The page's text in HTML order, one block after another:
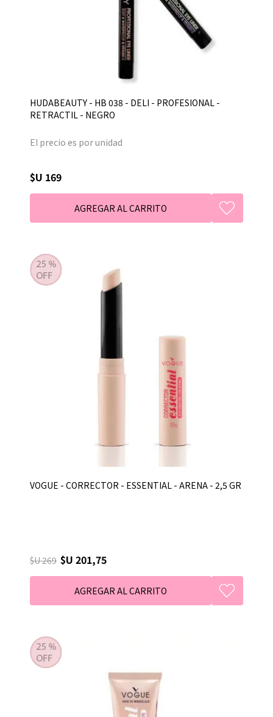
HUDABEAUTY - HB 038 - DELI - PROFESIONAL -
RETRACTIL - NEGRO
El precio es por unidad
$U 169
VOGUE - CORRECTOR - ESSENTIAL - ARENA - 2,5 GR
$U 269 $U 201,75